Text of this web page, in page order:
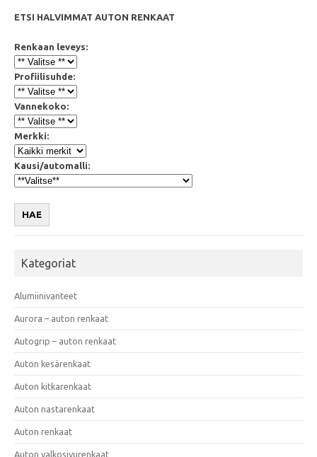
ETSI HALVIMMAT AUTON RENKAAT
Renkaan leveys:
Profiilisuhde:
Vannekoko:
Merkki:
Kausi/automalli:
HAE
Kategoriat
Alumiinivanteet
Aurora – auton renkaat
Autogrip – auton renkaat
Auton kesärenkaat
Auton kitkarenkaat
Auton nastarenkaat
Auton renkaat
Auton valkosivurenkaat